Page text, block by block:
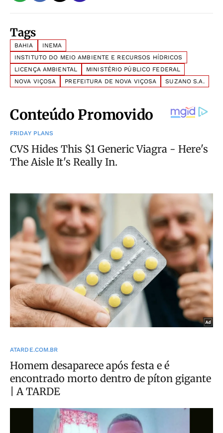
Tags
BAHIA
INEMA
INSTITUTO DO MEIO AMBIENTE E RECURSOS HÍDRICOS
LICENÇA AMBIENTAL
MINISTÉRIO PÚBLICO FEDERAL
NOVA VIÇOSA
PREFEITURA DE NOVA VIÇOSA SUZANO S.A.